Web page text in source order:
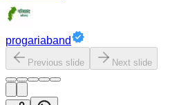
progariaband
Previous slide Next slide